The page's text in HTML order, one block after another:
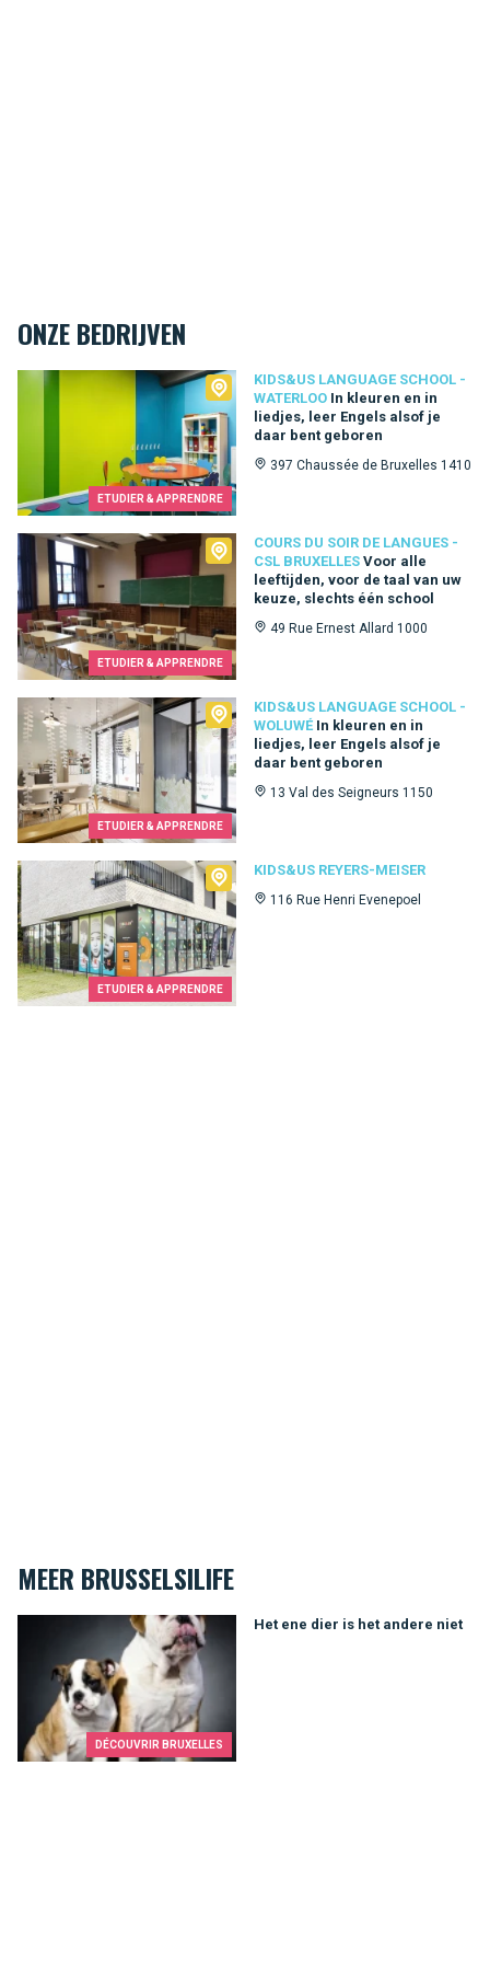
ONZE BEDRIJVEN
ETUDIER & APPRENDRE
KIDS&US LANGUAGE SCHOOL -
WATERLOO In kleuren en in
liedjes, leer Engels alsof je
daar bent geboren
397 Chaussée de Bruxelles 1410
Kids&Us language school - Waterloo
ETUDIER & APPRENDRE
COURS DU SOIR DE LANGUES -
CSL BRUXELLES Voor alle
leeftijden, voor de taal van uw
keuze, slechts één school
49 Rue Ernest Allard 1000
Cours du Soir de Langues - CSL Bruxelles
ETUDIER & APPRENDRE
KIDS&US LANGUAGE SCHOOL -
WOLUWÉ In kleuren en in
liedjes, leer Engels alsof je
daar bent geboren
13 Val des Seigneurs 1150
Kids&Us language school - Woluwé
ETUDIER & APPRENDRE
KIDS&US REYERS-MEISER
116 Rue Henri Evenepoel
Kids&Us Reyers-Meiser
MEER BRUSSELSILIFE
DÉCOUVRIR BRUXELLES
Het ene dier is het andere niet
Het ene dier is het andere niet